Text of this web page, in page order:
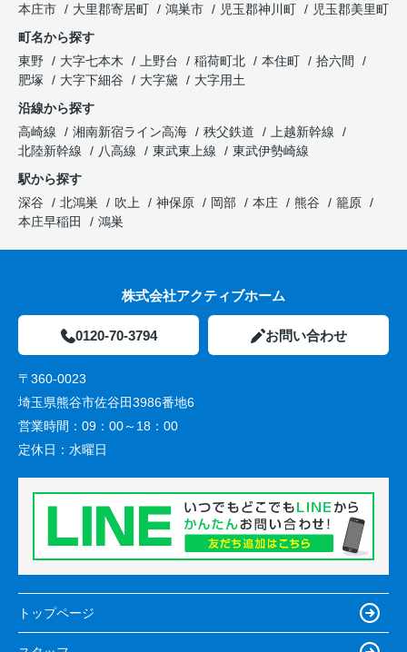
本庄市
大里郡寄居町 鴻巣市 児玉郡神川町
児玉郡美里町
町名から探す
東野
大字七本木 上野台 稲荷町北 本住町
拾六間
肥塚
大字下細谷 大字黛
大字用土
沿線から探す
高崎線
湘南新宿ライン高海 秩父鉄道
上越新幹線
北陸新幹線
八高線 東武東上線
東武伊勢崎線
駅から探す
深谷
北鴻巣 吹上 神保原 岡部 本庄 熊谷
籠原
本庄早稲田
鴻巣
株式会社アクティブホーム
0120-70-3794 お問い合わせ
〒360-0023
埼玉県熊谷市佐谷田3986番地6
営業時間： 09：00～18：00
定休日： 水曜日
トップページ